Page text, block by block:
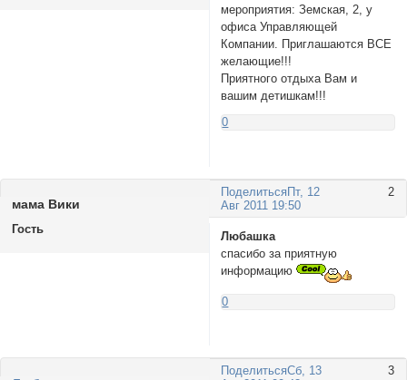
мероприятия: Земская, 2, у
офиса Управляющей
Компании. Приглашаются ВСЕ
желающие!!!
Приятного отдыха Вам и
вашим детишкам!!!
0
Поделиться 2
Пт, 12
Авг 2011 19:50
мама Вики
Гость
Любашка
спасибо за приятную
информацию
0
Поделиться 3
Сб, 13